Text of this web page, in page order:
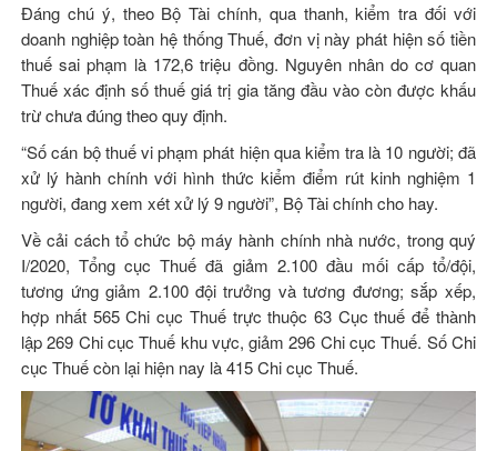
Đáng chú ý, theo Bộ Tài chính, qua thanh, kiểm tra đối với
doanh nghiệp toàn hệ thống Thuế, đơn vị này phát hiện số tiền
thuế sai phạm là 172,6 triệu đồng. Nguyên nhân do cơ quan
Thuế xác định số thuế giá trị gia tăng đầu vào còn được khấu
trừ chưa đúng theo quy định.
“Số cán bộ thuế vi phạm phát hiện qua kiểm tra là 10 người; đã
xử lý hành chính với hình thức kiểm điểm rút kinh nghiệm 1
người, đang xem xét xử lý 9 người”, Bộ Tài chính cho hay.
Về cải cách tổ chức bộ máy hành chính nhà nước, trong quý
I/2020, Tổng cục Thuế đã giảm 2.100 đầu mối cấp tổ/đội,
tương ứng giảm 2.100 đội trưởng và tương đương; sắp xếp,
hợp nhất 565 Chi cục Thuế trực thuộc 63 Cục thuế để thành
lập 269 Chi cục Thuế khu vực, giảm 296 Chi cục Thuế. Số Chi
cục Thuế còn lại hiện nay là 415 Chi cục Thuế.